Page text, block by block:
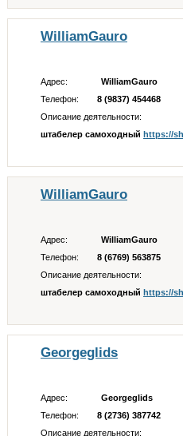
WilliamGauro
Адрес:
WilliamGauro
Телефон:
8 (9837) 454468
Описание деятельности:
штабелер самоходный https://
WilliamGauro
Адрес:
WilliamGauro
Телефон:
8 (6769) 563875
Описание деятельности:
штабелер самоходный https://
Georgeglids
Адрес:
Georgeglids
Телефон:
8 (2736) 387742
Описание деятельности: